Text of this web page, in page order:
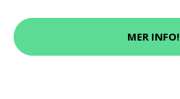
MER INFO!